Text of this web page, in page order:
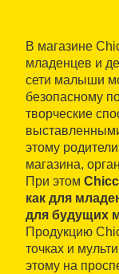
В магазине
младенцев и
сети малыши
безопасному
творческие
этому
магазина,
При этом
как для
для будущих
Продукцию
точках и
этому на